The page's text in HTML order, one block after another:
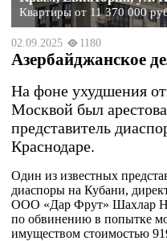
Квартиры от 11 370 000
02.09.2025 1180
Азербайджанское
На фоне ухудшения
Москвой был
представитель
Краснодаре.
Один из известных
диаспоры на Кубани,
ООО «Дар Фрут» Шахлар
по обвинению в попытке
имуществом стоимостью